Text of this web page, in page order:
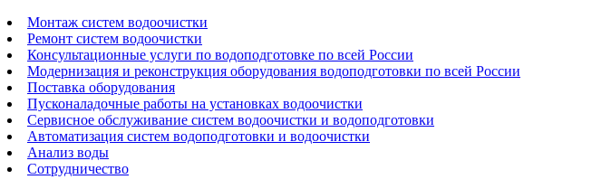
Монтаж систем водоочистки
Ремонт систем водоочистки
Консультационные услуги по водоподготовке по всей России
Модернизация и реконструкция оборудования водоподготовки по всей России
Поставка оборудования
Пусконаладочные работы на установках водоочистки
Сервисное обслуживание систем водоочистки и водоподготовки
Автоматизация систем водоподготовки и водоочистки
Анализ воды
Сотрудничество